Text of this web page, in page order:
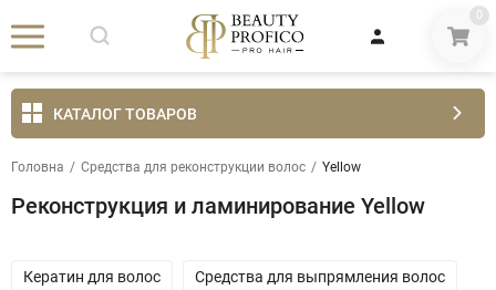
0
КАТАЛОГ ТОВАРОВ
Головна / Средства для реконструкции волос / Yellow
Реконструкция и ламинирование Yellow
Кератин для волос Средства для выпрямления волос